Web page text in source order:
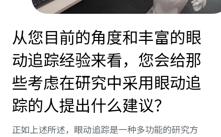
从您目前的角度和丰富的眼
动追踪经验来看，您会给那
些考虑在研究中采用眼动追
踪的人提出什么建议？
正如上述所述，眼动追踪是一种多功能的研究方